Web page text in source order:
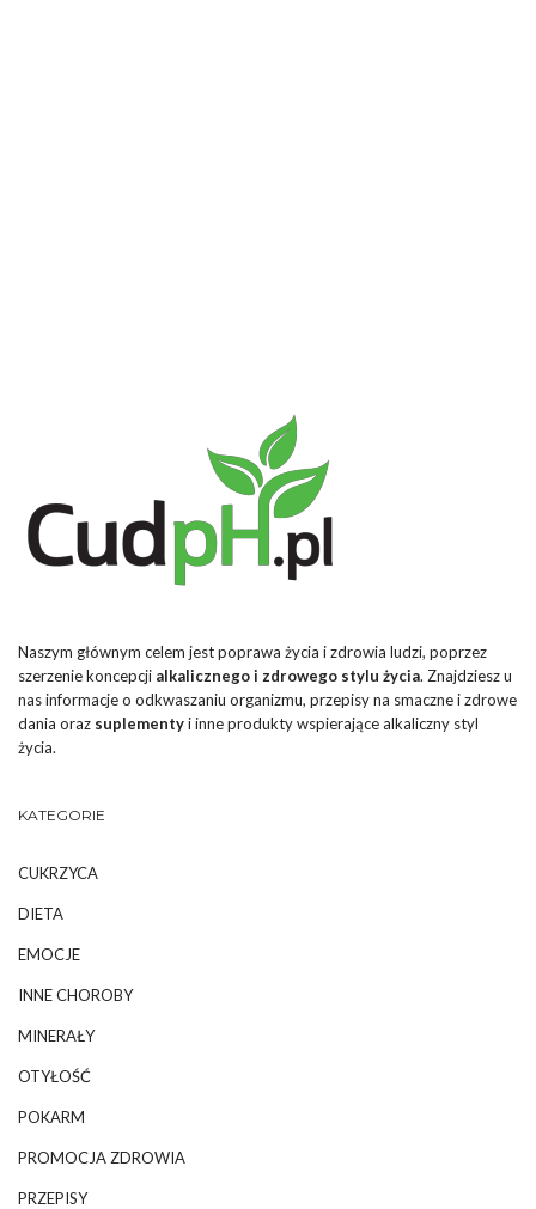
Naszym głównym celem jest poprawa życia i zdrowia ludzi, poprzez
szerzenie koncepcji alkalicznego i zdrowego stylu życia. Znajdziesz u
nas informacje o odkwaszaniu organizmu, przepisy na smaczne i zdrowe
dania oraz suplementyi inne produkty wspierające alkaliczny styl
życia.
KATEGORIE
CUKRZYCA
DIETA
EMOCJE
INNE CHOROBY
MINERAŁY
OTYŁOŚĆ
POKARM
PROMOCJA ZDROWIA
PRZEPISY